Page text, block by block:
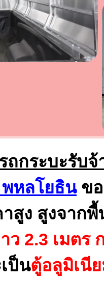
ถกระบะรับจ้
หลโยธินขอ
สูง สูงจากพื้
ว 2.3 เมตร
ป็นตู้อลูมิเนี